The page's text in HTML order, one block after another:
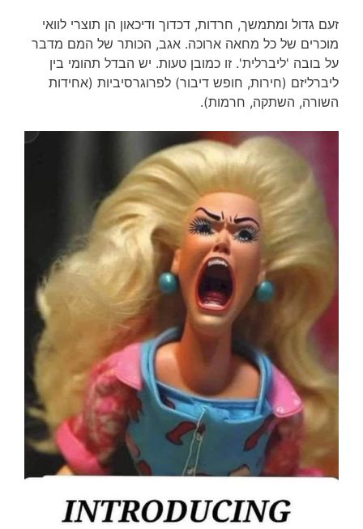
זעם גדול ומתמשך, חרדות, דכדוך ודיכאון הן תוצרי לוואי
מוכרים של כל מחאה ארוכה. אגב, הכותר של המם מדבר
על בובה 'ליברלית'. זו כמובן טעות. יש הבדל תהומי בין
ליברליזם (חירות, חופש דיבור) לפרוגרסיביות (אחידות
השורה, השתקה, חרמות).